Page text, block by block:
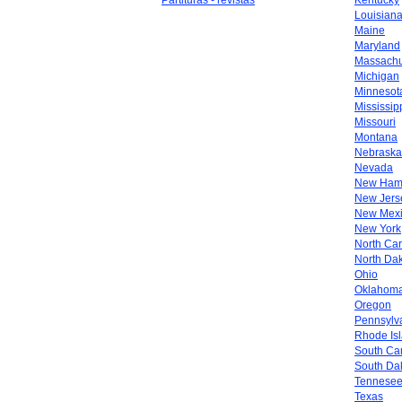
Louisiana
Maine
Maryland
Michigan
Missouri
Montana
Nebraska
Nevada
New
New
New
New York
North
North
Ohio
Oregon
Rhode
South
South
Tennesee
Texas